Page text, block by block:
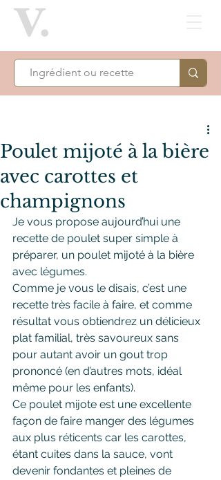
Poulet mijoté à la bière
avec carottes et
champignons
Je vous propose aujourd’hui une
recette de poulet super simple à
préparer, un poulet mijoté à la bière
avec légumes.
Comme je vous le disais, c’est une
recette très facile à faire, et comme
résultat vous obtiendrez un délicieux
plat familial, très savoureux sans
pour autant avoir un gout trop
prononcé (en d’autres mots, idéal
même pour les enfants).
Ce poulet mijote est une excellente
façon de faire manger des légumes
aux plus réticents car les carottes,
étant cuites dans la sauce, vont
devenir fondantes et pleines de